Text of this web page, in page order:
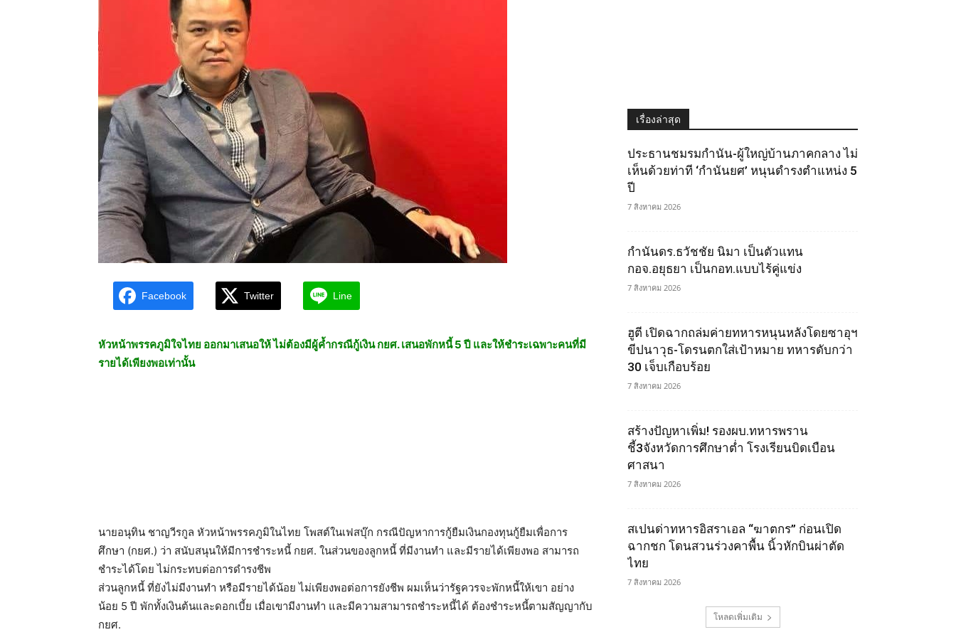
Facebook Twitter Line
หัวหน้าพรรคภูมิใจไทย ออกมาเสนอให้ ไม่ต้องมีผู้ค้ำกรณีกู้เงิน กยศ. เสนอพักหนี้ 5 ปี และให้ชำระเฉพาะคนที่มี
รายได้เพียงพอเท่านั้น
นายอนุทิน ชาญวีรกูล หัวหน้าพรรคภูมิในไทย โพสต์ในเฟสบุ๊ก กรณีปัญหาการกู้ยืมเงินกองทุนกู้ยืมเพื่อการ
ศึกษา (กยศ.) ว่า สนับสนุนให้มีการชำระหนี้ กยศ. ในส่วนของลูกหนี้ ที่มีงานทำ และมีรายได้เพียงพอ สามารถ
ชำระได้โดย ไม่กระทบต่อการดำรงชีพ
ส่วนลูกหนี้ ที่ยังไม่มีงานทำ หรือมีรายได้น้อย ไม่เพียงพอต่อการยังชีพ ผมเห็นว่ารัฐควรจะพักหนี้ให้เขา อย่าง
น้อย 5 ปี พักทั้งเงินต้นและดอกเบี้ย เมื่อเขามีงานทำ และมีความสามารถชำระหนี้ได้ ต้องชำระหนี้ตามสัญญากับ
กยศ.
เรื่องล่าสุด
ประธานชมรมกำนัน-ผู้ใหญ่บ้านภาคกลาง ไม่
เห็นด้วยท่าที ‘กำนันยศ’ หนุนดำรงตำแหน่ง 5
ปี
7 สิงหาคม 2026
กำนันดร.ธวัชชัย นิมา เป็นตัวแทน
กอจ.อยุธยา เป็นกอท.แบบไร้คู่แข่ง
7 สิงหาคม 2026
ฮูตี เปิดฉากถล่มค่ายทหารหนุนหลังโดยซาอุฯ
ขีปนาวุธ-โดรนตกใส่เป้าหมาย ทหารดับกว่า
30 เจ็บเกือบร้อย
7 สิงหาคม 2026
สร้างปัญหาเพิ่ม! รองผบ.ทหารพราน
ชี้3จังหวัดการศึกษาต่ำ โรงเรียนบิดเบือน
ศาสนา
7 สิงหาคม 2026
สเปนด่าทหารอิสราเอล “ฆาตกร” ก่อนเปิด
ฉากชก โดนสวนร่วงคาพื้น นิ้วหักบินผ่าตัด
ไทย
7 สิงหาคม 2026
โหลดเพิ่มเติม